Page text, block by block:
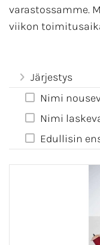
varastossamme.
viikon
Järjestys
Nimi
Nimi
Edullisin